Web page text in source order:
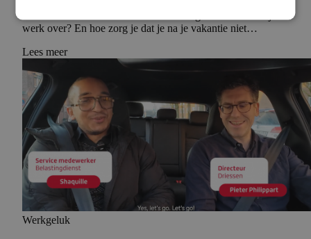
werk over? En hoe zorg je dat je na je vakantie niet…
Lees meer
Werkgeluk